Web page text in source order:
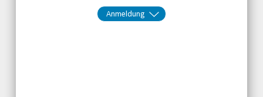
Anmeldung